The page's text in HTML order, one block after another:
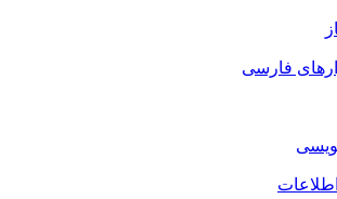
فارسی
اطلاعات